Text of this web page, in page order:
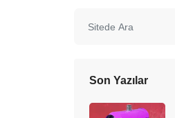
Son Yazılar